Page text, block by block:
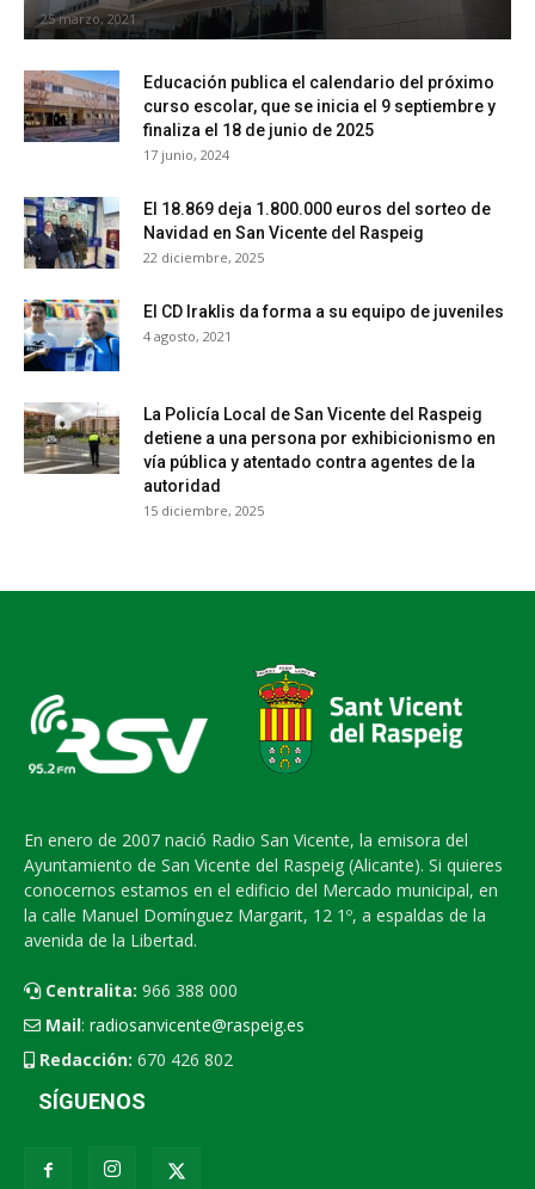
25 marzo, 2021
Educación publica el calendario del próximo
curso escolar, que se inicia el 9 septiembre y
finaliza el 18 de junio de 2025
17 junio, 2024
El 18.869 deja 1.800.000 euros del sorteo de
Navidad en San Vicente del Raspeig
22 diciembre, 2025
El CD Iraklis da forma a su equipo de juveniles
4 agosto, 2021
La Policía Local de San Vicente del Raspeig
detiene a una persona por exhibicionismo en
vía pública y atentado contra agentes de la
autoridad
15 diciembre, 2025
En enero de 2007 nació Radio San Vicente, la emisora del
Ayuntamiento de San Vicente del Raspeig (Alicante). Si quieres
conocernos estamos en el edificio del Mercado municipal, en
la calle Manuel Domínguez Margarit, 12 1º, a espaldas de la
avenida de la Libertad.
Centralita: 966 388 000
Mail: radiosanvicente@raspeig.es
Redacción: 670 426 802
SÍGUENOS